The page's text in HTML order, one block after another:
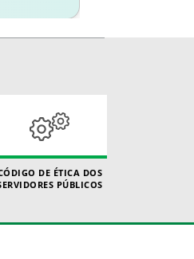
DE ÉTICA DOS
PÚBLICOS